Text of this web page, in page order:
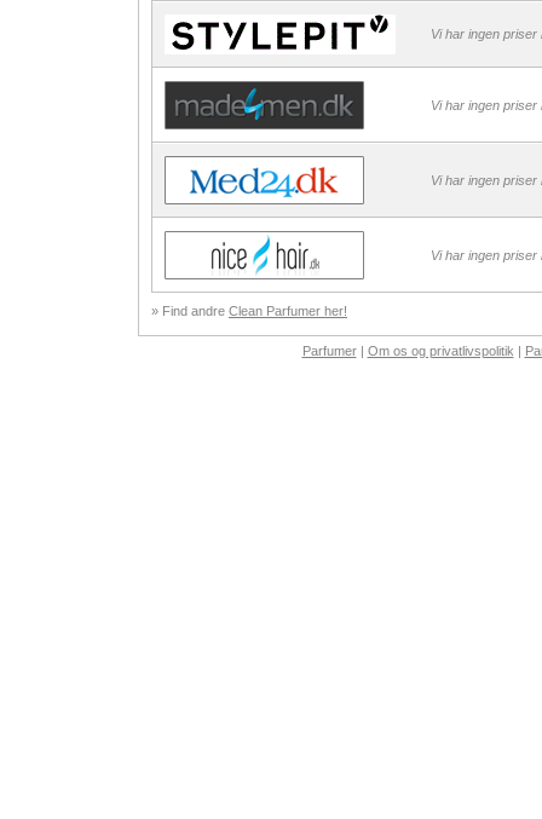
Vi har ingen
Vi har ingen
Vi har ingen
Vi har ingen
» Find andre Clean Parfumer her!
Parfumer| Om os og privatlivspolitik |